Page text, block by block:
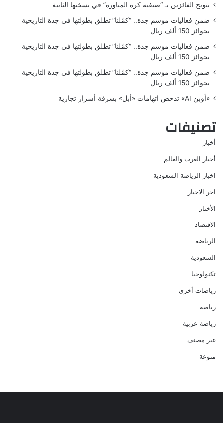
تتويج الفائزين بـ “صيفية كرة المناورة” في نسختها الثانية
ضمن فعاليات موسم جدة.. “كمّلنا” تطلق بطولتها في جدة التاريخية
بجوائز 150 ألف ريال
ضمن فعاليات موسم جدة.. “كمّلنا” تطلق بطولتها في جدة التاريخية
بجوائز 150 ألف ريال
ضمن فعاليات موسم جدة.. “كمّلنا” تطلق بطولتها في جدة التاريخية
بجوائز 150 ألف ريال
«أوبن AI» تدحض اتهامات «أبل» بسرقة أسرار تجارية
تصنيفات
أخبار
أخبار العرب والعالم
اخبار الرياضة السعودية
اخر الاخبار
الأخبار
الاقتصاد
الرياضة
السعودية
تكنولوجيا
رياضات أخرى
رياضة
رياضة عربية
غير مصنف
منوعة